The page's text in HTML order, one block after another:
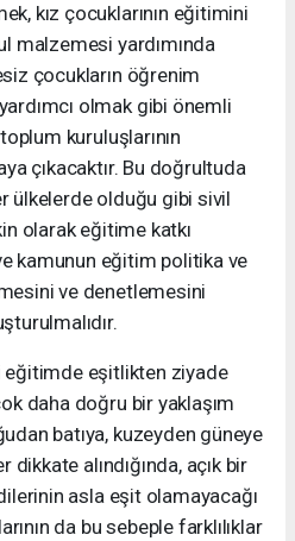
kız çocuklarının eğitimini
malzemesi yardımında
çocukların öğrenim
olmak gibi önemli
kuruluşlarının
çıkacaktır. Bu doğrultuda
ülkelerde olduğu gibi sivil
olarak eğitime katkı
kamunun eğitim politika ve
ve denetlemesini
eğitimde eşitlikten ziyade
daha doğru bir yaklaşım
batıya, kuzeyden güneye
alındığında, açık bir
asla eşit olamayacağı
da bu sebeple farklılıklar